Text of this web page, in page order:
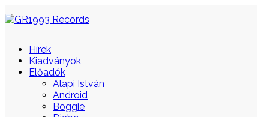
Hírek
Kiadványok
Előadók
Alapi István
Android
Boggie